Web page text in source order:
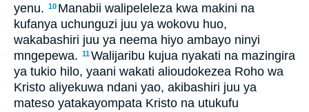
yenu. 10 Manabii walipeleleza kwa makini na
kufanya uchunguzi juu ya wokovu huo,
wakabashiri juu ya neema hiyo ambayo ninyi
mngepewa. 11Walijaribu kujua nyakati na mazingira
ya tukio hilo, yaani wakati alioudokezea Roho wa
Kristo aliyekuwa ndani yao, akibashiri juu ya
mateso yatakayompata Kristo na utukufu